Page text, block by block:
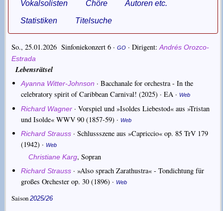
Vokalsolisten Chöre Autoren etc.
Statistiken Titelsuche
So., 25.01.2026 Sinfoniekonzert 6 ·GO ·Dirigent Andrés Orozco-
Estrada
Lebensrätsel
Ayanna Witter-Johnson ·Bacchanale for orchestra - In the
celebratory spirit of Caribbean Carnival! (2025) · EA · Web
Richard Wagner ·Vorspiel und »Isoldes Liebestod« aus »Tristan
und Isolde« WWV 90 (1857-59) · Web
Richard Strauss ·Schlussszene aus »Capriccio« op. 85 TrV 179
(1942) · Web
Christiane Karg, Sopran
Richard Strauss ·»Also sprach Zarathustra« - Tondichtung für
großes Orchester op. 30 (1896) · Web
Saison 2025/26